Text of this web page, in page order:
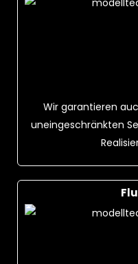
Wir garantieren
uneingeschränkten